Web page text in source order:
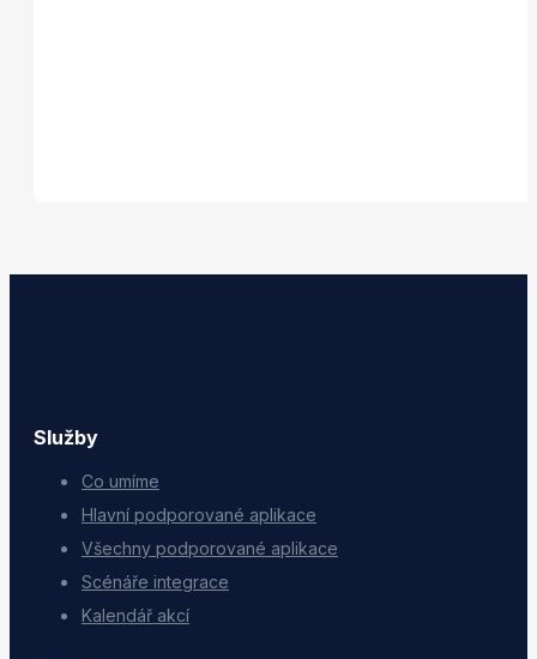
Služby
Co umíme
Hlavní podporované aplikace
Všechny podporované aplikace
Scénáře integrace
Kalendář akcí